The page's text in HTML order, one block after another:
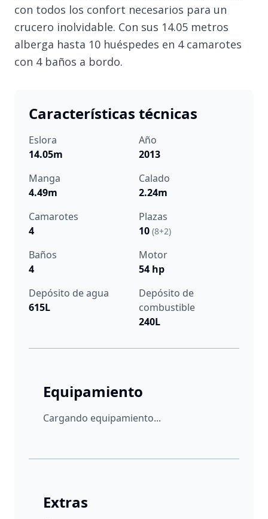
con todos los confort necesarios para un
crucero inolvidable. Con sus 14.05 metros
alberga hasta 10 huéspedes en 4 camarotes
con 4 baños a bordo.
Características técnicas
Eslora
14.05m
Año
2013
Manga
4.49m
Calado
2.24m
Camarotes
4
Plazas
10 (8+2)
Baños
4
Motor
54 hp
Depósito de agua
615L
Depósito de
combustible
240L
Equipamiento
Cargando equipamiento...
Extras